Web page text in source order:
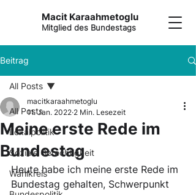
Macit Karaahmetoglu
Mitglied des Bundestags
Beitrag
All Posts
Lokalpolitik
Soziale Gerechtigkeit
Wahlkreis
All Posts
Meine erste Rede im
Bundestag
macitkaraahmetoglu
11. Jan. 2022 2 Min. Lesezeit
Heute habe ich meine erste Rede im
Bundestag gehalten, Schwerpunkt